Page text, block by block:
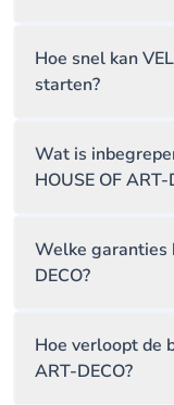
oog voor detail.
signatuur en een
aandacht voor
afwerking.
Wie kiest voor
gespecialiseerd
aanpak en
karakter
Hoe snel kan
starten?
Wat is
HOUSE OF ART-
Welke garanties
DECO?
Hoe verloopt de
ART-DECO?